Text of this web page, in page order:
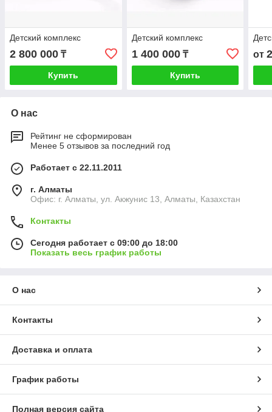
Детский комплекс
2 800 000 ₸
Купить
Детский комплекс
1 400 000₸
Купить
от
О нас
Рейтинг не сформирован
Менее 5 отзывов за последний год
Работает с 22.11.2011
г. Алматы
Офис: г. Алматы, ул. Акжунис 13, Алматы, Казахстан
Контакты
Сегодня работает с 09:00 до 18:00
Показать весь график работы
О нас
Контакты
Доставка и оплата
График работы
Полная версия сайта